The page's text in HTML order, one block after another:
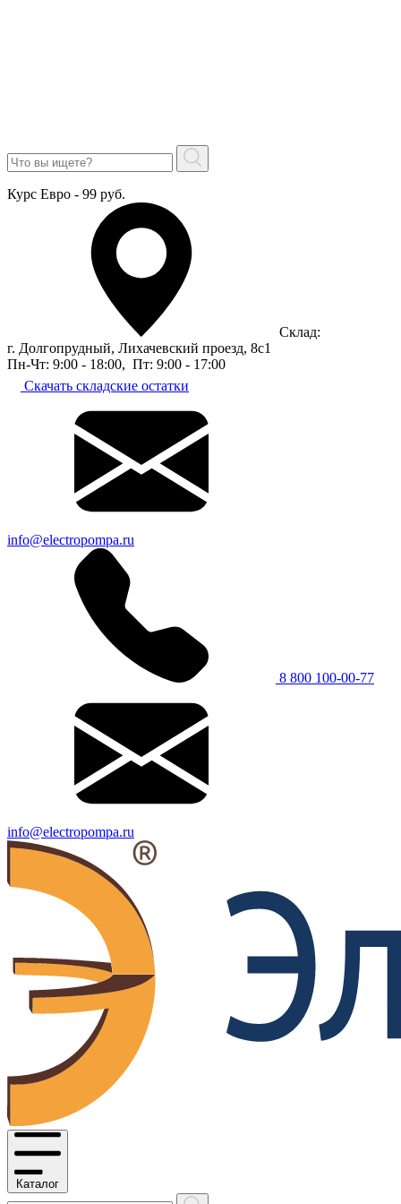
Курс Евро - 99 руб.
Склад:
г. Долгопрудный, Лихачевский проезд, 8c1
Пн-Чт: 9:00 - 18:00, Пт: 9:00 - 17:00
Скачать складские остатки
info@electropompa.ru
8 800 100-00-77
info@electropompa.ru
Каталог